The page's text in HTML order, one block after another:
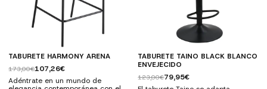
TABURETE HARMONY ARENA
173,00€107,26€
Adéntrate en un mundo de
TABURETE TAINO BLACK BLANCO
ENVEJECIDO
123,00€79,95€